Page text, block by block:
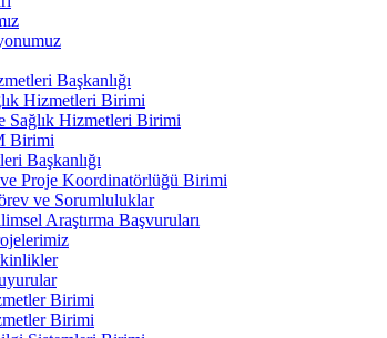
Başkanlığı
Hizmetleri Birimi
Sağlık Hizmetleri Birimi
Birimi
Başkanlığı
Proje Koordinatörlüğü Birimi
ve Sorumluluklar
Araştırma Başvuruları
Birimi
Birimi